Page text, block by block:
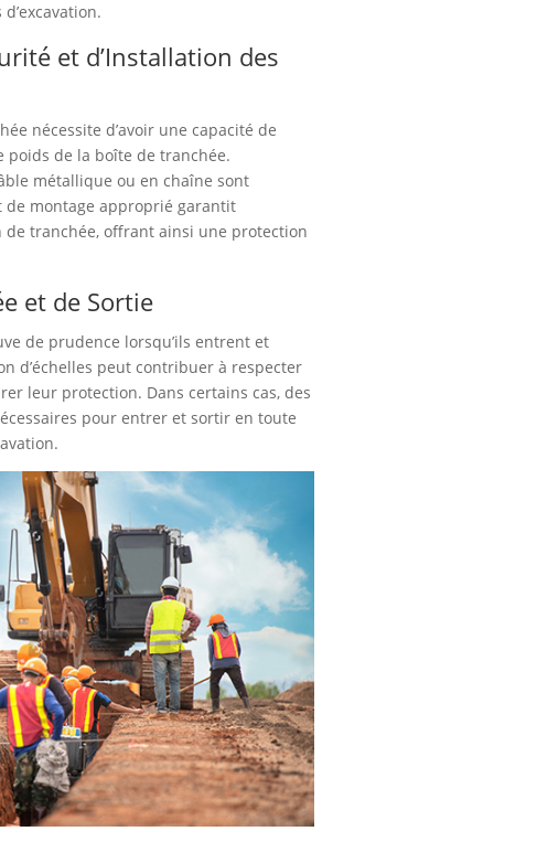
et d’Installation des
nécessite d’avoir une capacité de
poids de la boîte de tranchée.
métallique ou en chaîne sont
de montage approprié garantit
de tranchée, offrant ainsi une protection
et de Sortie
de prudence lorsqu’ils entrent et
d’échelles peut contribuer à respecter
leur protection. Dans certains cas, des
pour entrer et sortir en toute